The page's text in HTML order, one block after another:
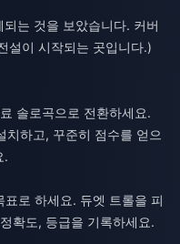
는 것을 보았습니다. 커버
설이 시작되는 곳입니다.)
솔로곡으로 전환하세요.
치하고, 꾸준히 점수를 얻으
.
로 하세요. 듀엣 트롤을 피
확도, 등급을 기록하세요.